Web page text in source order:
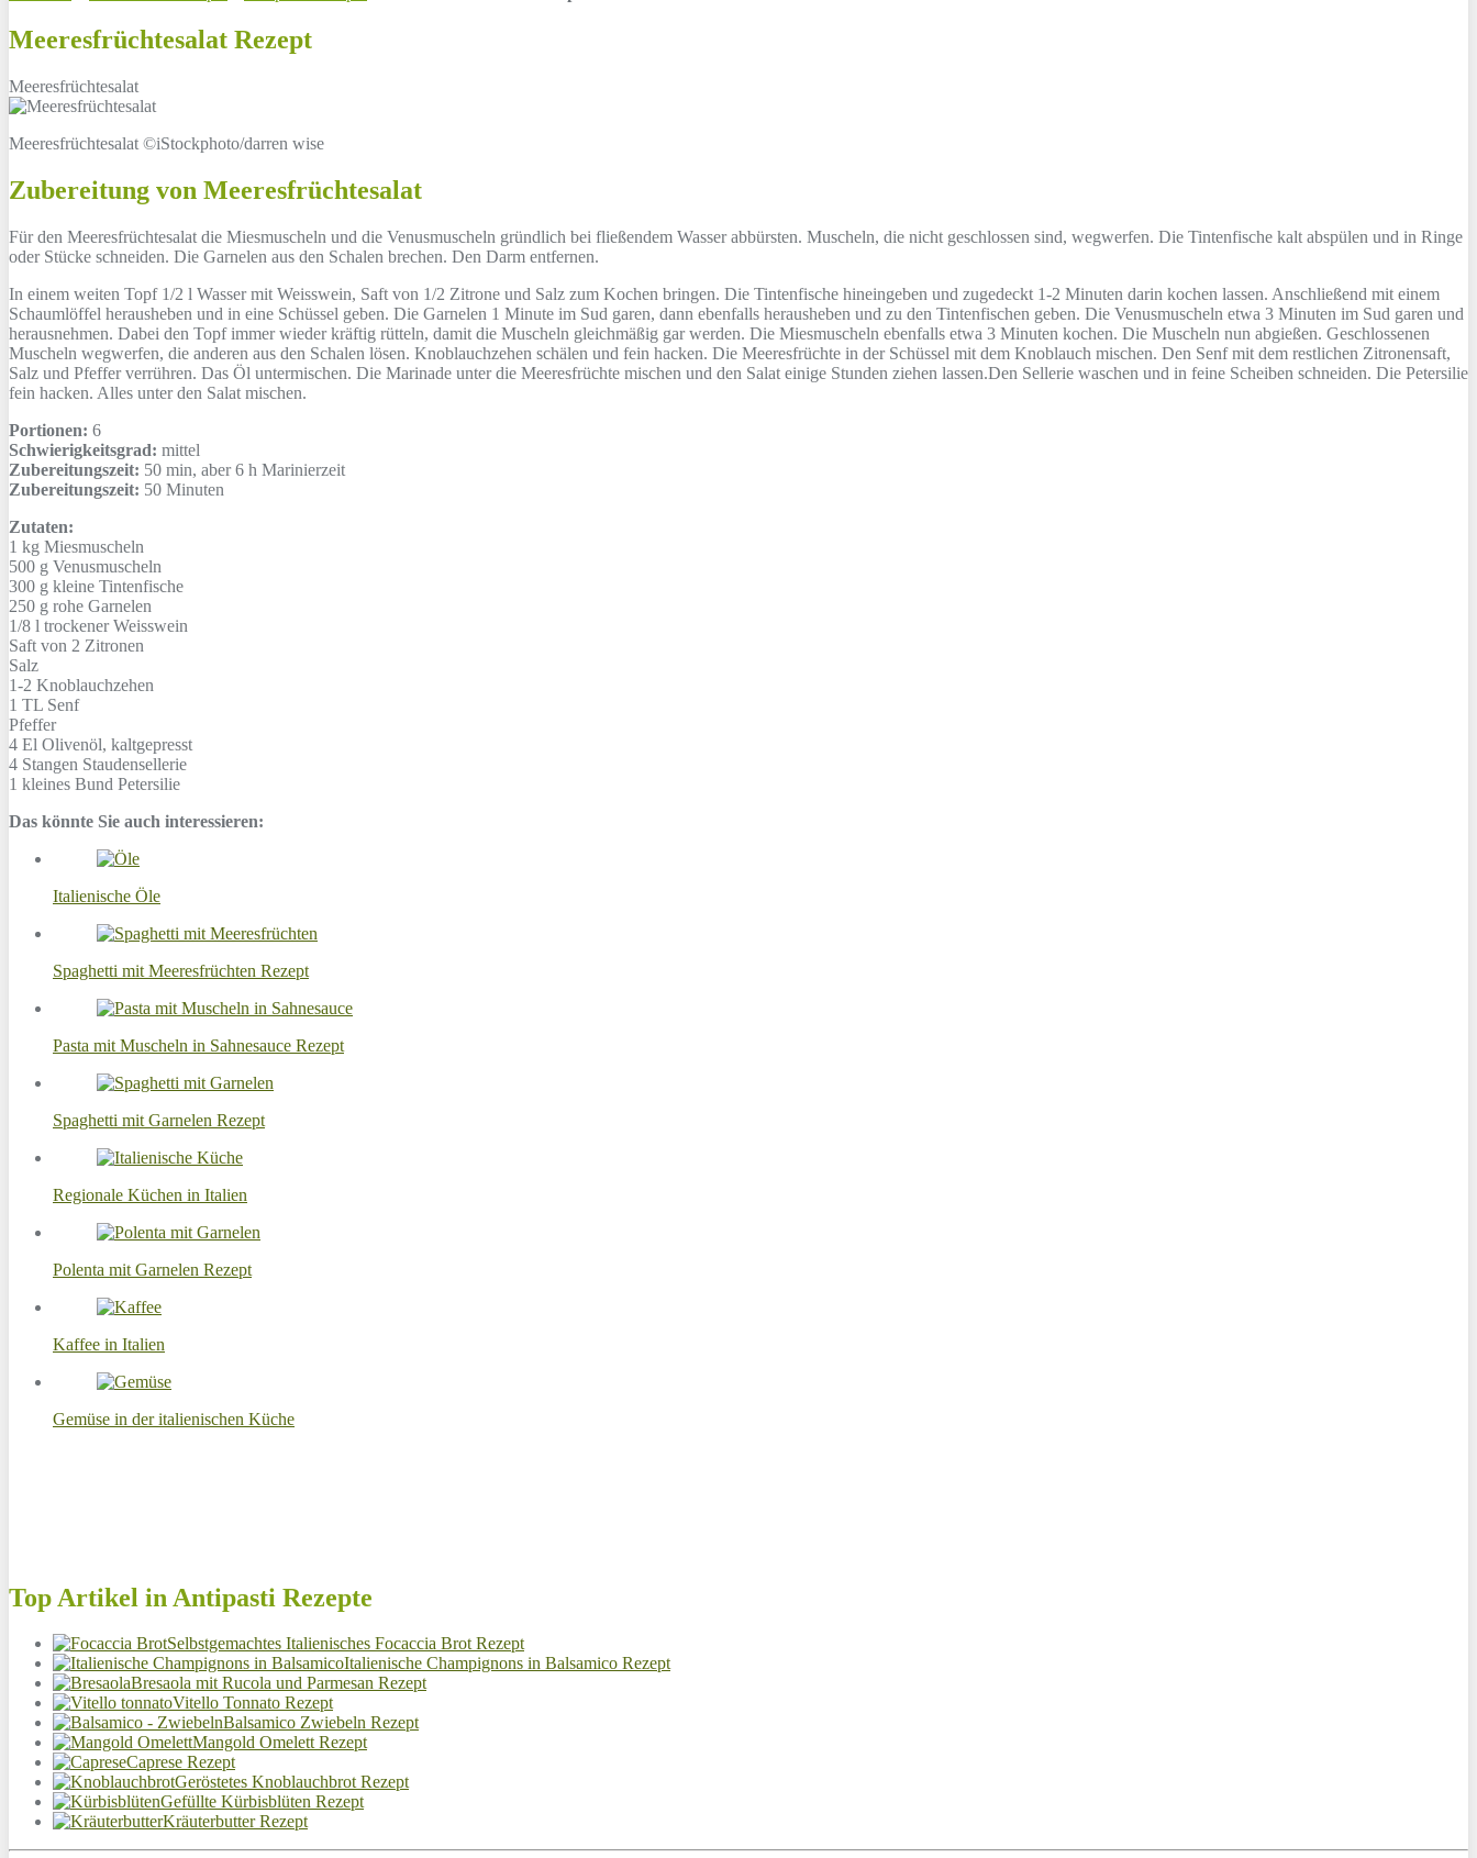
Meeresfrüchtesalat Rezept
Meeresfrüchtesalat
Meeresfrüchtesalat ©iStockphoto/darren wise
Zubereitung von Meeresfrüchtesalat
Für den Meeresfrüchtesalat die Miesmuscheln und die Venusmuscheln gründlich bei fließendem Wasser abbürsten. Muscheln, die nicht geschlossen sind, wegwerfen. Die Tintenfische kalt abspülen und in Ringe
oder Stücke schneiden. Die Garnelen aus den Schalen brechen. Den Darm entfernen.
In einem weiten Topf 1/2 l Wasser mit Weisswein, Saft von 1/2 Zitrone und Salz zum Kochen bringen. Die Tintenfische hineingeben und zugedeckt 1-2 Minuten darin kochen lassen. Anschließend mit einem
Schaumlöffel herausheben und in eine Schüssel geben. Die Garnelen 1 Minute im Sud garen, dann ebenfalls herausheben und zu den Tintenfischen geben. Die Venusmuscheln etwa 3 Minuten im Sud garen und
herausnehmen. Dabei den Topf immer wieder kräftig rütteln, damit die Muscheln gleichmäßig gar werden. Die Miesmuscheln ebenfalls etwa 3 Minuten kochen. Die Muscheln nun abgießen. Geschlossenen
Muscheln wegwerfen, die anderen aus den Schalen lösen. Knoblauchzehen schälen und fein hacken. Die Meeresfrüchte in der Schüssel mit dem Knoblauch mischen. Den Senf mit dem restlichen Zitronensaft,
Salz und Pfeffer verrühren. Das Öl untermischen. Die Marinade unter die Meeresfrüchte mischen und den Salat einige Stunden ziehen lassen.Den Sellerie waschen und in feine Scheiben schneiden. Die Petersilie
fein hacken. Alles unter den Salat mischen.
Portionen: 6
Schwierigkeitsgrad: mittel
Zubereitungszeit: 50 min, aber 6 h Marinierzeit
Zubereitungszeit: 50 Minuten
Zutaten:
1 kg Miesmuscheln
500 g Venusmuscheln
300 g kleine Tintenfische
250 g rohe Garnelen
1/8 l trockener Weisswein
Saft von 2 Zitronen
Salz
1-2 Knoblauchzehen
1 TL Senf
Pfeffer
4 El Olivenöl, kaltgepresst
4 Stangen Staudensellerie
1 kleines Bund Petersilie
Das könnte Sie auch interessieren:
Italienische Öle
Spaghetti mit Meeresfrüchten Rezept
Pasta mit Muscheln in Sahnesauce Rezept
Spaghetti mit Garnelen Rezept
Regionale Küchen in Italien
Polenta mit Garnelen Rezept
Kaffee in Italien
Gemüse in der italienischen Küche
Top Artikel in Antipasti Rezepte
Selbstgemachtes Italienisches Focaccia Brot Rezept
Italienische Champignons in Balsamico Rezept
Bresaola mit Rucola und Parmesan Rezept
Vitello Tonnato Rezept
Balsamico Zwiebeln Rezept
Mangold Omelett Rezept
Caprese Rezept
Geröstetes Knoblauchbrot Rezept
Gefüllte Kürbisblüten Rezept
Kräuterbutter Rezept